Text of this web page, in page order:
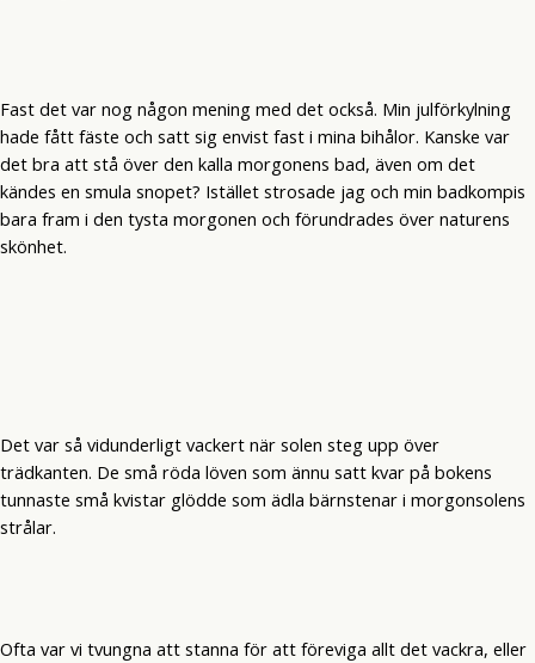
Fast det var nog någon mening med det också. Min julförkylning
hade fått fäste och satt sig envist fast i mina bihålor. Kanske var
det bra att stå över den kalla morgonens bad, även om det
kändes en smula snopet? Istället strosade jag och min badkompis
bara fram i den tysta morgonen och förundrades över naturens
skönhet.
Det var så vidunderligt vackert när solen steg upp över
trädkanten. De små röda löven som ännu satt kvar på bokens
tunnaste små kvistar glödde som ädla bärnstenar i morgonsolens
strålar.
Ofta var vi tvungna att stanna för att föreviga allt det vackra, eller